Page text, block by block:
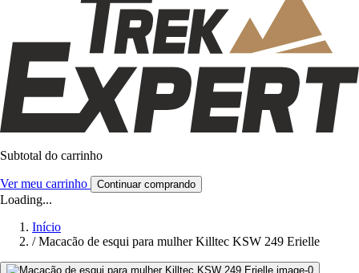
Subtotal do carrinho
Ver meu carrinho Continuar comprando
Loading...
Início
/ Macacão de esqui para mulher Killtec KSW 249 Erielle